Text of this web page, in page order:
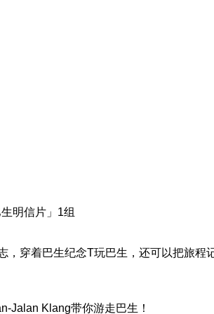
明信片」1组
穿着巴生纪念T玩巴生，还可以把旅程
Jalan Klang带你游走巴生！